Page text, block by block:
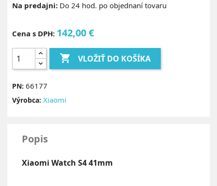
Na predajni: Do 24 hod. po objednaní tovaru
Cena s DPH: 142,00 €
 VLOŽIŤ DO KOŠÍKA
PN: 66177
Výrobca: Xiaomi
Popis
Xiaomi Watch S4 41mm